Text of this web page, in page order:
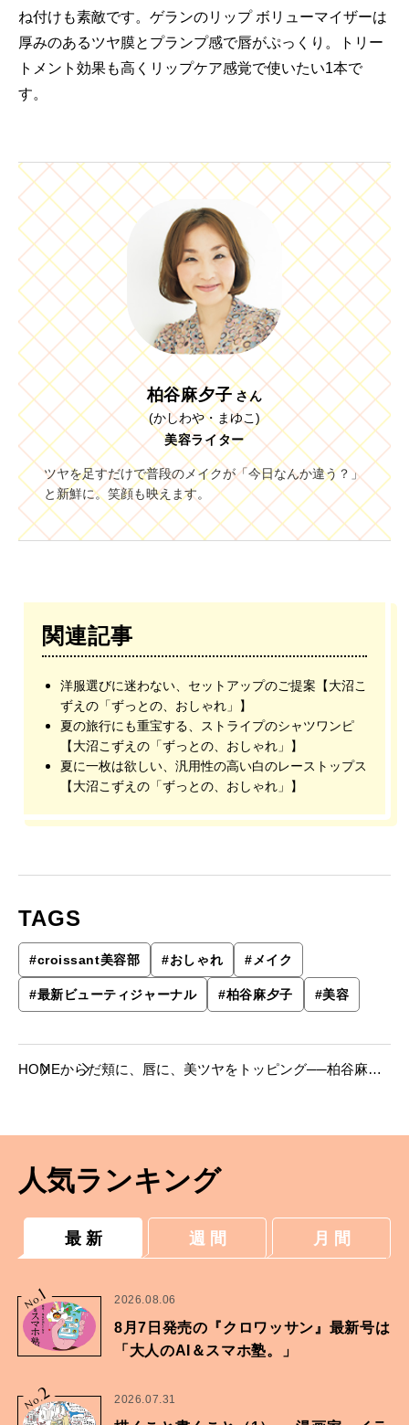
ね付けも素敵です。ゲランのリップ ボリューマイザーは
厚みのあるツヤ膜とプランプ感で唇がぷっくり。トリー
トメント効果も高くリップケア感覚で使いたい1本で
す。
柏谷麻夕子 さん
(かしわや・まゆこ)
美容ライター
ツヤを足すだけで普段のメイクが「今日なんか違う？」
と新鮮に。笑顔も映えます。
関連記事
洋服選びに迷わない、セットアップのご提案【大沼こ
ずえの「ずっとの、おしゃれ」】
夏の旅行にも重宝する、ストライプのシャツワンピ
【大沼こずえの「ずっとの、おしゃれ」】
夏に一枚は欲しい、汎用性の高い白のレーストップス
【大沼こずえの「ずっとの、おしゃれ」】
TAGS
#croissant美容部 #おしゃれ # メイク
#最新ビューティジャーナル #柏谷麻夕子 #美容
HOMEからだ頬に、唇に、美ツヤをトッピング──柏谷麻夕
人気ランキング
最 新 週 間 月 間
No.
1 2026.08.06
8月7日発売の『クロワッサン』最新号は
「大人のAI＆スマホ塾。」
No.2 2026.07.31